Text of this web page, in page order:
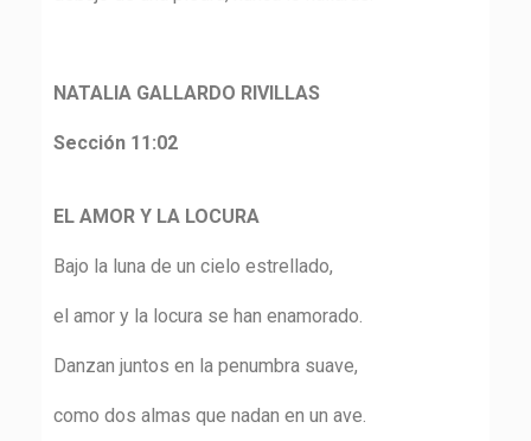
NATALIA GALLARDO RIVILLAS
Sección 11:02
EL AMOR Y LA LOCURA
Bajo la luna de un cielo estrellado,
el amor y la locura se han enamorado.
Danzan juntos en la penumbra suave,
como dos almas que nadan en un ave.